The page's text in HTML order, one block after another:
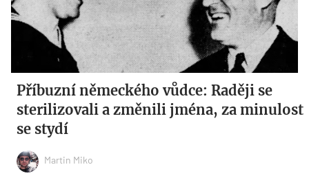
Příbuzní německého vůdce: Raději se
sterilizovali a změnili jména, za minulost
se stydí
Martin Miko